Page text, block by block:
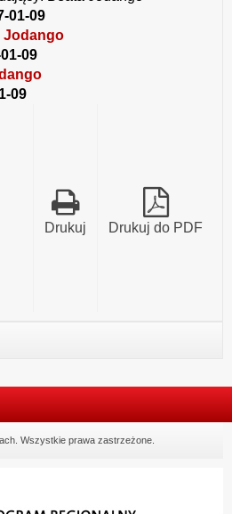
01-09
Jodango
09
09
Drukuj do PDF
Drukuj
Wszystkie prawa zastrzeżone.